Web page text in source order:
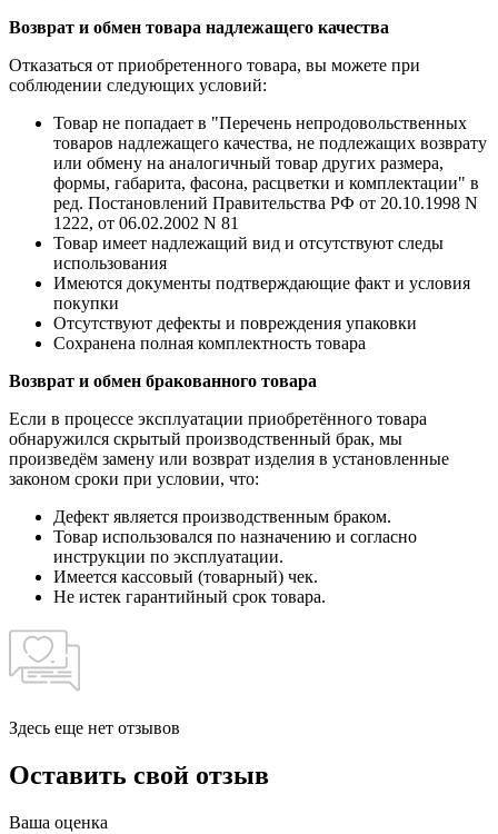
Возврат и обмен товара надлежащего качества
Отказаться от приобретенного товара, вы можете при
соблюдении следующих условий:
Товар не попадает в "Перечень непродовольственных
товаров надлежащего качества, не подлежащих возврату
или обмену на аналогичный товар других размера,
формы, габарита, фасона, расцветки и комплектации" в
ред. Постановлений Правительства РФ от 20.10.1998 N
1222, от 06.02.2002 N 81
Товар имеет надлежащий вид и отсутствуют следы
использования
Имеются документы подтверждающие факт и условия
покупки
Отсутствуют дефекты и повреждения упаковки
Сохранена полная комплектность товара
Возврат и обмен бракованного товара
Если в процессе эксплуатации приобретённого товара
обнаружился скрытый производственный брак, мы
произведём замену или возврат изделия в установленные
законом сроки при условии, что:
Дефект является производственным браком.
Товар использовался по назначению и согласно
инструкции по эксплуатации.
Имеется кассовый (товарный) чек.
Не истек гарантийный срок товара.
Здесь еще нет отзывов
Оставить свой отзыв
Ваша оценка